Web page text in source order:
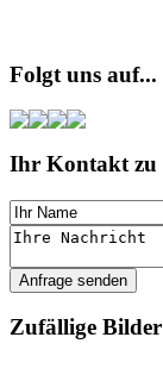
Folgt uns auf...
Ihr Kontakt zu
Zufällige Bilder